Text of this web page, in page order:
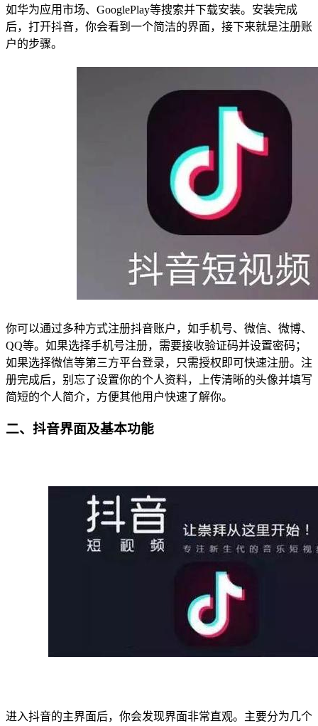
如华为应用市场、GooglePlay等搜索并下载安装。安装完成
后，打开抖音，你会看到一个简洁的界面，接下来就是注册账
户的步骤。
你可以通过多种方式注册抖音账户，如手机号、微信、微博、
QQ等。如果选择手机号注册，需要接收验证码并设置密码；
如果选择微信等第三方平台登录，只需授权即可快速注册。注
册完成后，别忘了设置你的个人资料，上传清晰的头像并填写
简短的个人简介，方便其他用户快速了解你。
二、抖音界面及基本功能
进入抖音的主界面后，你会发现界面非常直观。主要分为几个